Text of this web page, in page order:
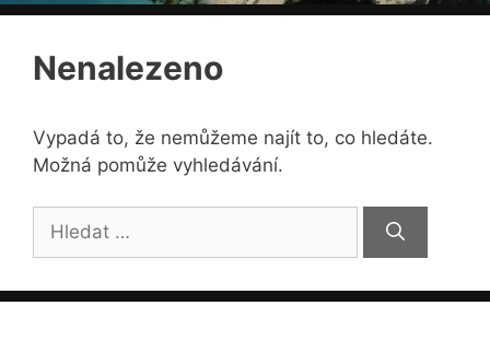
Nenalezeno
Vypadá to, že nemůžeme najít to, co hledáte.
Možná pomůže vyhledávání.
Hledat: